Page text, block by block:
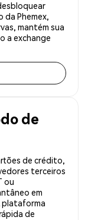
Phemex,
mantém sua
a exchange
de
de crédito,
terceiros
ou
em
plataforma
de